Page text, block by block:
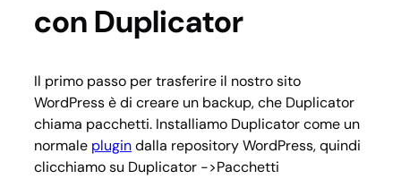
con Duplicator
Il primo passo per trasferire il nostro sito
WordPress è di creare un backup, che Duplicator
chiama pacchetti. Installiamo Duplicator come un
normale plugindalla repository WordPress, quindi
clicchiamo su Duplicator ->Pacchetti